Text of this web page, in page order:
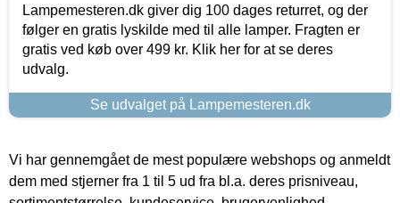
Lampemesteren.dk giver dig 100 dages returret, og der
følger en gratis lyskilde med til alle lamper. Fragten er
gratis ved køb over 499 kr. Klik her for at se deres
udvalg.
Se udvalget på Lampemesteren.dk
Vi har gennemgået de mest populære webshops og anmeldt
dem med stjerner fra 1 til 5 ud fra bl.a. deres prisniveau,